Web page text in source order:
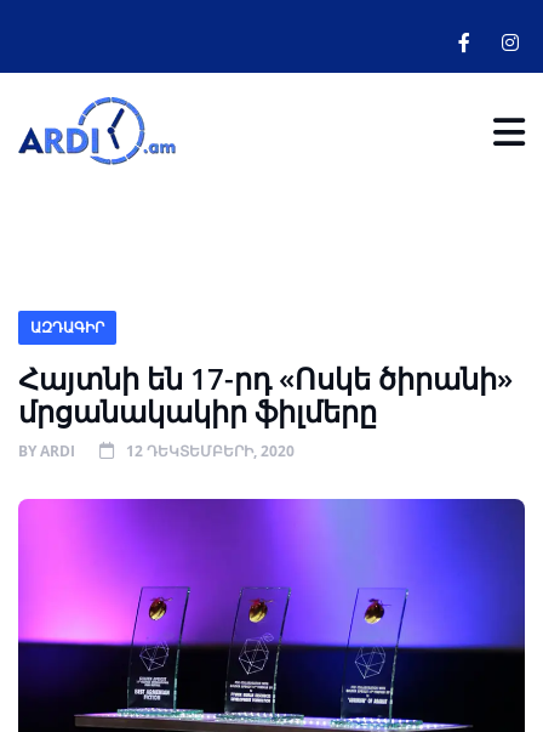
ԱԶԴԱԳԻՐ
Հայտնի են 17-րդ «Ոսկե ծիրանի»
մրցանակակիր ֆիլմերը
BYARDI 12 ԴԵԿՏԵՄԲԵՐԻ, 2020